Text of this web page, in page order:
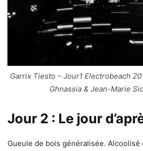
Garrix Tiesto – Jour1 Electrobeach
Ghnassia & Jean-Marie
Jour 2 : Le jour
Gueule de bois généralisée. Alcoolisé